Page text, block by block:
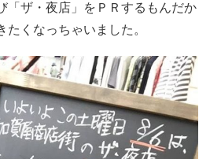
「ザ・夜店」をＰＲするもんだか
たくなっちゃいました。